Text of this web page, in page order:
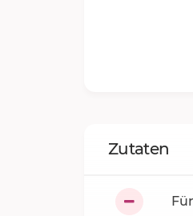
Zutaten
Für